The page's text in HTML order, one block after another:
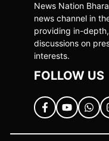
News Nation
news channel in
providing in-
discussions on
interests.
FOLLOW US